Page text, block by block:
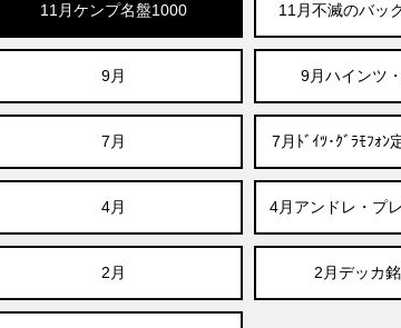
11月ケンプ名盤1000 11月不滅のバッ
9月 9月ハインツ
7月 7月ﾄﾞｲﾂ･ｸﾞﾗﾓﾌｫﾝ
4月 4月アンドレ・プ
2月 2月デッカ